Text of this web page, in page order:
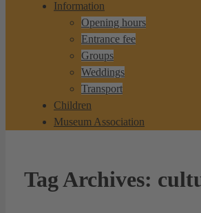
Information
Opening hours
Entrance fee
Groups
Weddings
Transport
Children
Museum Association
Tag Archives: